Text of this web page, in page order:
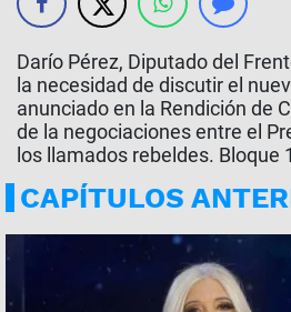
Darío Pérez, Diputado del
la necesidad de discutir el
anunciado en la Rendición de
de la negociaciones entre el
los llamados rebeldes. Bloque
CAPÍTULOS